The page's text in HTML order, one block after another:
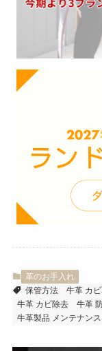
革のお手入れ
保管方法
牛革 カビ
牛革 カビ除去
牛革
牛革製品 メンテナンス